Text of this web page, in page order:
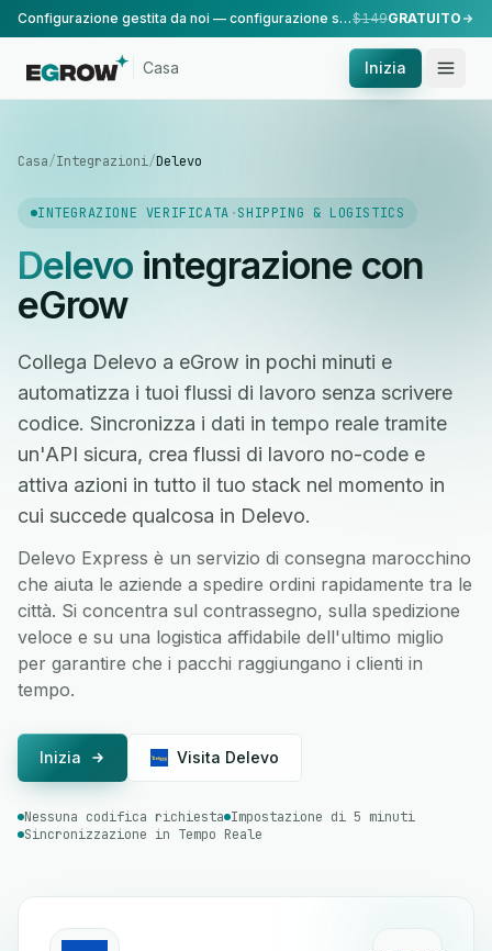
Configurazione gestita da noi — configurazione standard, eseguita dal nostro team.$149GRATUITO
Casa Inizia
Casa/Integrazioni/Delevo
INTEGRAZIONE VERIFICATA ·SHIPPING & LOGISTICS
Delevointegrazione con
eGrow
Collega Delevo a eGrow in pochi minuti e
automatizza i tuoi flussi di lavoro senza scrivere
codice. Sincronizza i dati in tempo reale tramite
un'API sicura, crea flussi di lavoro no-code e
attiva azioni in tutto il tuo stack nel momento in
cui succede qualcosa in Delevo.
Delevo Express è un servizio di consegna marocchino
che aiuta le aziende a spedire ordini rapidamente tra le
città. Si concentra sul contrassegno, sulla spedizione
veloce e su una logistica affidabile dell'ultimo miglio
per garantire che i pacchi raggiungano i clienti in
tempo.
Inizia Visita Delevo
Nessuna codifica richiesta Impostazione di 5 minuti
Sincronizzazione in Tempo Reale